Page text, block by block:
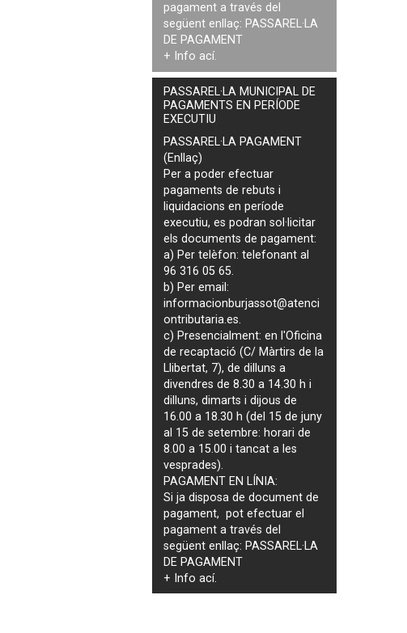
pagament a través del
següent enllaç: PASSAREL·LA
DE PAGAMENT
+ Info ací.
PASSAREL·LA MUNICIPAL DE
PAGAMENTS EN PERÍODE
EXECUTIU
PASSAREL·LA PAGAMENT
(Enllaç)
Per a poder efectuar
pagaments derebuts i
liquidacions en període
executiu, es podransol·licitar
els documents de pagament:
a) Per telèfon: telefonant al
96 316 05 65.
b) Per email:
informacionburjassot@atenci
ontributaria.es.
c) Presencialment: en l'Oficina
de recaptació (C/ Màrtirs de la
Llibertat, 7), de dilluns a
divendres de 8.30 a 14.30 h i
dilluns, dimarts i dijous de
16.00 a 18.30 h (del 15 de juny
al 15 de setembre: horari de
8.00 a 15.00 i tancat a les
vesprades).
PAGAMENT EN LÍNIA:
Si ja disposa de document de
pagament, pot efectuar el
pagament a través del
següent enllaç: PASSAREL·LA
DE PAGAMENT
+ Infoací.